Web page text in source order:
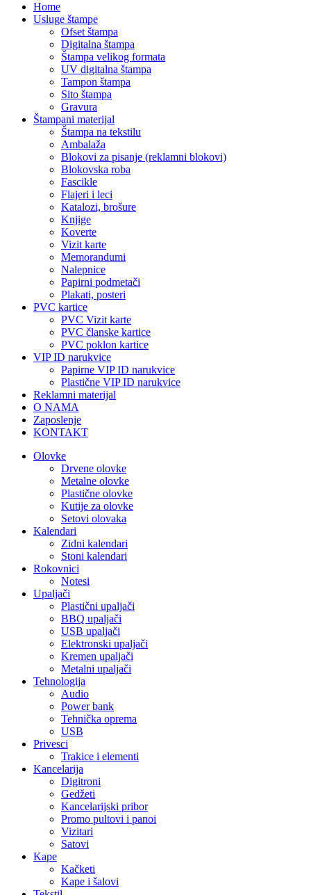
Home
Usluge štampe
Ofset štampa
Digitalna štampa
Štampa velikog formata
UV digitalna štampa
Tampon štampa
Sito štampa
Gravura
Štampani materijal
Štampa na tekstilu
Ambalaža
Blokovi za pisanje (reklamni blokovi)
Blokovska roba
Fascikle
Flajeri i leci
Katalozi, brošure
Knjige
Koverte
Vizit karte
Memorandumi
Nalepnice
Papirni podmetači
Plakati, posteri
PVC kartice
PVC Vizit karte
PVC članske kartice
PVC poklon kartice
VIP ID narukvice
Papirne VIP ID narukvice
Plastične VIP ID narukvice
Reklamni materijal
O NAMA
Zaposlenje
KONTAKT
Olovke
Drvene olovke
Metalne olovke
Plastične olovke
Kutije za olovke
Setovi olovaka
Kalendari
Zidni kalendari
Stoni kalendari
Rokovnici
Notesi
Upaljači
Plastični upaljači
BBQ upaljači
USB upaljači
Elektronski upaljači
Kremen upaljači
Metalni upaljači
Tehnologija
Audio
Power bank
Tehnička oprema
USB
Privesci
Trakice i elementi
Kancelarija
Digitroni
Gedžeti
Kancelarijski pribor
Promo pultovi i panoi
Vizitari
Satovi
Kape
Kačketi
Kape i šalovi